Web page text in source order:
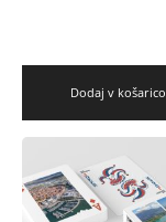
Dodaj v košarico